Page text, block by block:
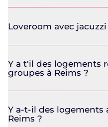
1. La cathédrale
Véritable joyau de
Notre-Dame de Reims est
emblématiques de
romantique.
💡 Astuce Edenight :
Loveroom avec
Y a t'il des logements
groupes à Reims ?
Y a-t-il des logements
Reims ?